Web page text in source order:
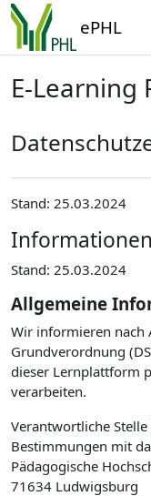
Zum Hauptinhalt
ePHL
E-Learning
Stand: 25.03.2024
Stand: 25.03.2024
Allgemeine
Wir informieren nach
Grundverordnung
dieser Lernplattform
verarbeiten.
Verantwortliche
Bestimmungen mit
Pädagogische
71634 Ludwigsburg